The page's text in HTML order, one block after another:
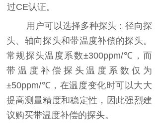
过CE认证。
用户可以选择多种探头：径向探
头、轴向探头和带温度补偿的探头。
常规探头温度系数±300ppm/℃ ，而
带温度补偿探头温度系数仅为
±50ppm/℃ ，在温度变化时可以大大
提高测量精度和稳定性，因此强烈建
议购买带温度补偿的探头。